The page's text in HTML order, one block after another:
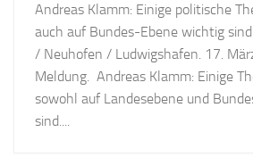
Andreas Klamm: Einige politische
auch auf Bundes-Ebene wichtig
/ Neuhofen / Ludwigshafen. 17.
Meldung. Andreas Klamm: Einige
sowohl auf Landesebene und
sind....